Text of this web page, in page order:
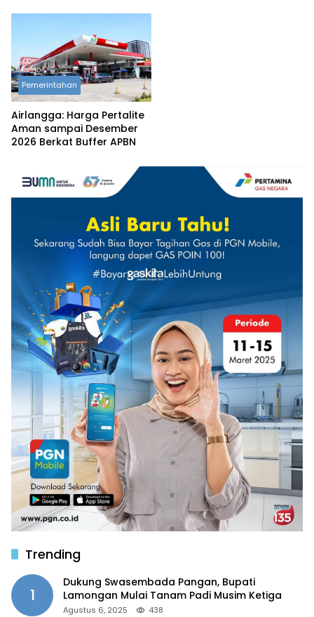
Persen
Pemerintahan
Airlangga: Harga Pertalite
Aman sampai Desember
2026 Berkat Buffer APBN
Trending
1
Dukung Swasembada Pangan, Bupati
Lamongan Mulai Tanam Padi Musim Ketiga
Agustus 6, 2025 438